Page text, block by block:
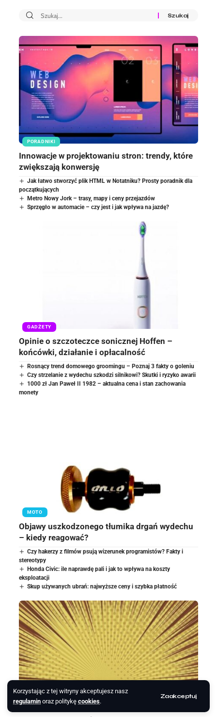
Korzystając z tej witryny akceptujesz nasz
regulamin oraz politykę cookies.
Zaakceptuj
PORADNIKI
Innowacje w projektowaniu stron: trendy, które
zwiększają konwersję
Jak łatwo stworzyć plik HTML w Notatniku? Prosty poradnik dla
początkujących
Metro Nowy Jork – trasy, mapy i ceny przejazdów
Sprzęgło w automacie – czy jest i jak wpływa na jazdę?
GADŻETY
Opinie o szczoteczce sonicznej Hoffen –
końcówki, działanie i opłacalność
Rosnący trend domowego groomingu – Poznaj 3 fakty o goleniu
Czy strzelanie z wydechu szkodzi silnikowi? Skutki i ryzyko awarii
1000 zł Jan Paweł II 1982 – aktualna cena i stan zachowania
monety
MOTO
Objawy uszkodzonego tłumika drgań wydechu
– kiedy reagować?
Czy hakerzy z filmów psują wizerunek programistów? Fakty i
stereotypy
Honda Civic: ile naprawdę pali i jak to wpływa na koszty
eksploatacji
Skup używanych ubrań: najwyższe ceny i szybka płatność
PORADNIKI